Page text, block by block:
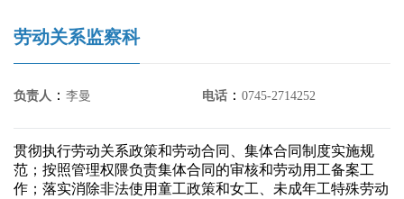
劳动关系监察科
负责人 ： 李曼 电话 ： 0745-2714252
贯彻执行劳动关系政策和劳动合同、集体合同制度实施规
范；按照管理权隈负责集体合同的审核和劳动用工备案工
作；落实消除非法使用童工政策和女工、未成年工特殊劳动